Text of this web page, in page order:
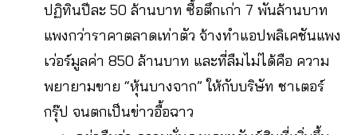
ปฏิทินปีละ 50 ล้านบาท ซื้อตึกเก่า 7 พันล้านบาท
แพงกว่าราคาตลาดเท่าตัว จ้างทำแอปพลิเคชันแพง
เว่อร์มูลค่า 850 ล้านบาท และที่ลืมไม่ได้คือ ความ
พยายามขาย “หุ้นบางจาก” ให้กับบริษัท ชาเตอร์
กรุ๊ป จนตกเป็นข่าวอื้อฉาว